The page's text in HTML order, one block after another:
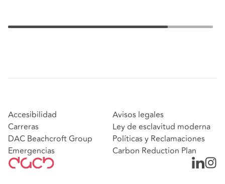
Accesibilidad
Carreras
DAC Beachcroft Group
Emergencias
Avisos legales
Ley de esclavitud moderna
Políticas y Reclamaciones
Carbon Reduction Plan